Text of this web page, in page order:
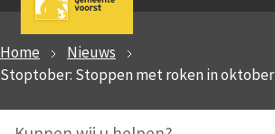
Home
Nieuws
Stoptober: Stoppen met roken in oktober